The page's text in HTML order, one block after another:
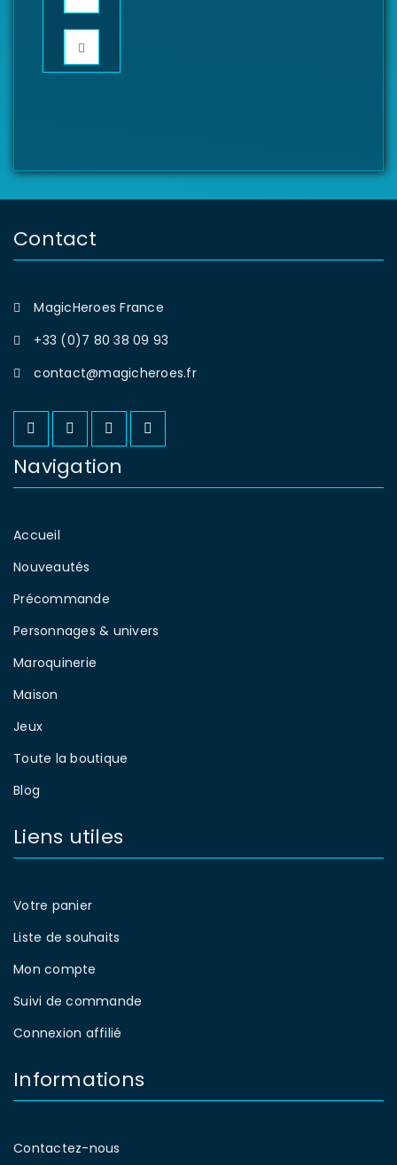
Contact
MagicHeroes France
+33 (0)7 80 38 09 93
contact@magicheroes.fr
Navigation
Accueil
Nouveautés
Précommande
Personnages & univers
Maroquinerie
Maison
Jeux
Toute la boutique
Blog
Liens utiles
Votre panier
Liste de souhaits
Mon compte
Suivi de commande
Connexion affilié
Informations
Contactez-nous